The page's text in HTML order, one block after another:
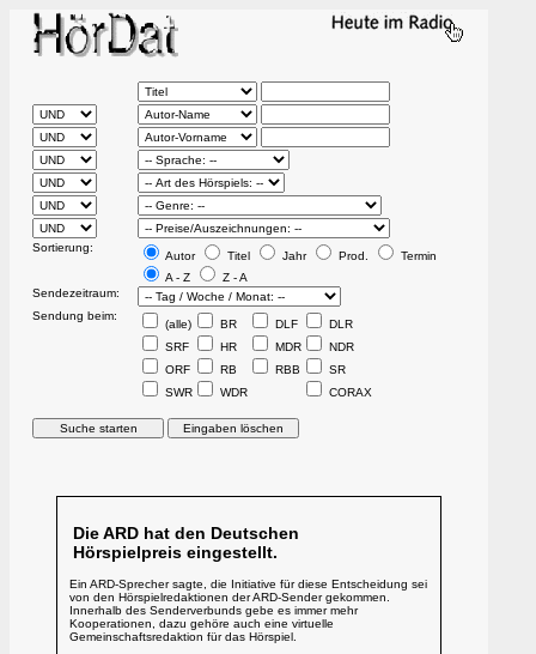
Sortierung:
Autor Titel Jahr Prod.
Termin
A - Z
Z - A
Sendezeitraum:
Sendung beim:
(alle) BR DLF
DLR
SRF
HR MDR
NDR
ORF
RB RBB
SR
SWR
WDR CORAX
Die ARD hat den Deutschen
Hörspielpreis eingestellt.
Ein ARD-Sprecher sagte, die Initiative für diese Entscheidung sei
von den Hörspielredaktionen der ARD-Sender gekommen.
Innerhalb des Senderverbunds gebe es immer mehr
Kooperationen, dazu gehöre auch eine virtuelle
Gemeinschaftsredaktion für das Hörspiel.